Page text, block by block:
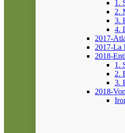
1.
2.
3.
4.
2017-
2017-La
2018-
1.
2.
3.
2018-